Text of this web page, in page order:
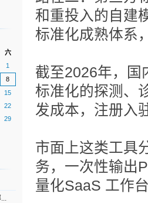
和重投入的自建
标准化成熟体系
截至2026年，国
标准化的探测、
发成本，注册入
市面上这类工具
务，一次性输出
量化SaaS 工作
六
1
8
15
22
29